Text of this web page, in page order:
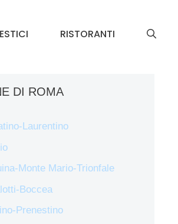
RISTORANTI
DI ROMA
Laurentino
Monte Mario-Trionfale
Boccea
Prenestino